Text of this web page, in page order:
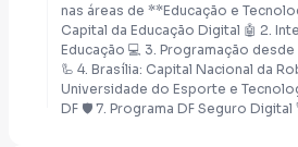
nas áreas de **Educação e
Capital da Educação Digital 🤖 2.
Educação 💻 3. Programação desde
🦾 4. Brasília: Capital Nacional da
Universidade do Esporte e
DF 🛡️ 7. Programa DF Seguro Digital